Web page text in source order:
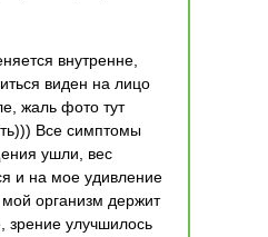
внутренне,
виден на лицо
жаль фото тут
Все симптомы
ушли, вес
и на мое удивление
организм держит
зрение улучшилось